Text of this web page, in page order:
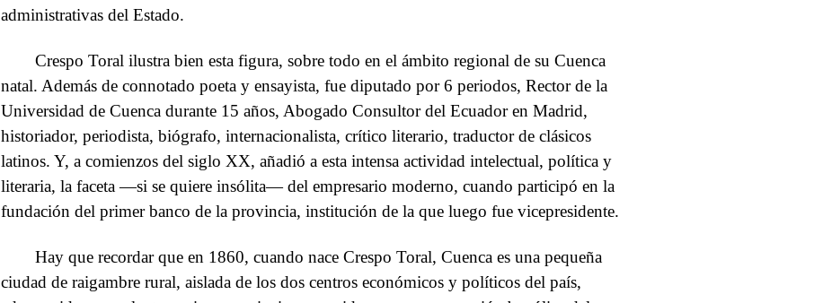
administrativas del Estado.
Crespo Toral ilustra bien esta figura, sobre todo en el ámbito regional de su Cuenca
natal. Además de connotado poeta y ensayista, fue diputado por 6 periodos, Rector de la
Universidad de Cuenca durante 15 años, Abogado Consultor del Ecuador en Madrid,
historiador, periodista, biógrafo, internacionalista, crítico literario, traductor de clásicos
latinos. Y, a comienzos del siglo XX, añadió a esta intensa actividad intelectual, política y
literaria, la faceta —si se quiere insólita— del empresario moderno, cuando participó en la
fundación del primer banco de la provincia, institución de la que luego fue vicepresidente.
Hay que recordar que en 1860, cuando nace Crespo Toral, Cuenca es una pequeña
ciudad de raigambre rural, aislada de los dos centros económicos y políticos del país,